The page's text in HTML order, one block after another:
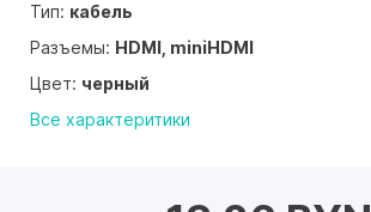
Тип: кабель
Разъемы: HDMI, miniHDMI
Цвет: черный
Все характеритики